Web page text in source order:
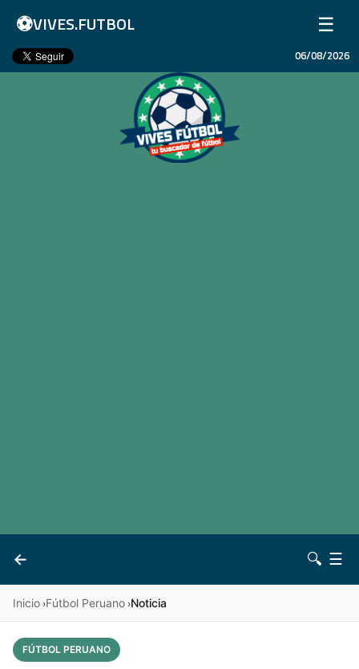
⚽VIVES.FUTBOL ☰
Inicio
06/08/2026
←
Vives 🔍 ☰
Inicio ›Fútbol Peruano ›Noticia
FÚTBOL PERUANO